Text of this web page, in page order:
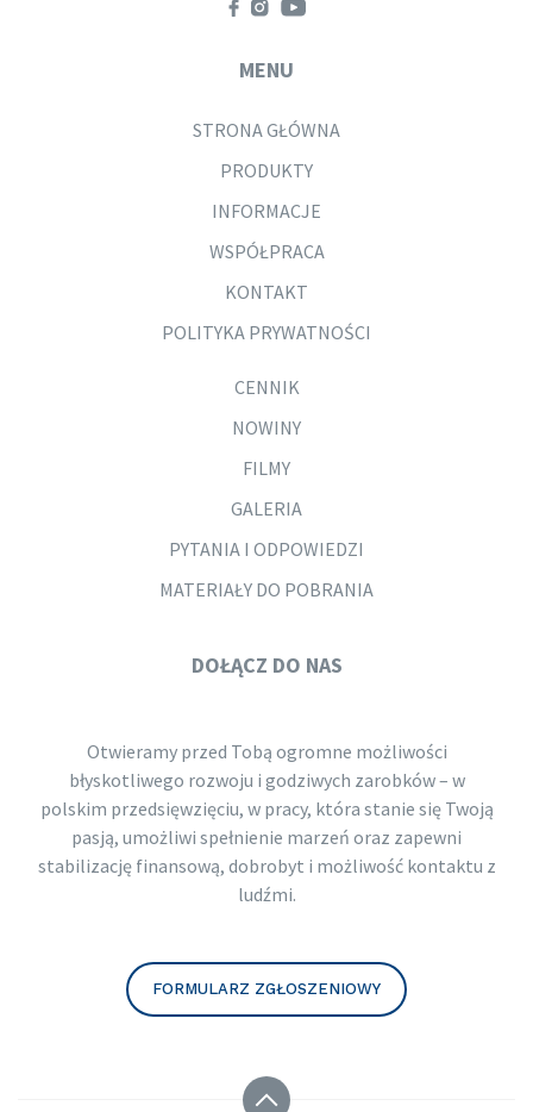
MENU
STRONA GŁÓWNA
PRODUKTY
INFORMACJE
WSPÓŁPRACA
KONTAKT
POLITYKA PRYWATNOŚCI
CENNIK
NOWINY
FILMY
GALERIA
PYTANIA I ODPOWIEDZI
MATERIAŁY DO POBRANIA
DOŁĄCZ DO NAS
Otwieramy przed Tobą ogromne możliwości
błyskotliwego rozwoju i godziwych zarobków – w
polskim przedsięwzięciu, w pracy, która stanie się Twoją
pasją, umożliwi spełnienie marzeń oraz zapewni
stabilizację finansową, dobrobyt i możliwość kontaktu z
ludźmi.
FORMULARZ ZGŁOSZENIOWY